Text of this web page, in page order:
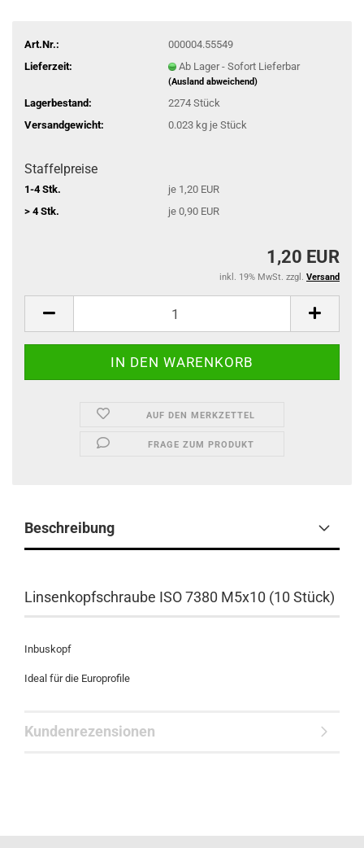
Art.Nr.:
000004.55549
Lieferzeit:
Ab Lager - Sofort Lieferbar
(Ausland abweichend)
Lagerbestand: 2274 Stück
Versandgewicht:
0.023kg je Stück
Staffelpreise
1-4 Stk.
je 1,20 EUR
> 4 Stk.
je 0,90 EUR
1,20 EUR
inkl. 19% MwSt. zzgl. Versand
AUF DEN MERKZETTEL
FRAGE ZUM PRODUKT
Beschreibung
Linsenkopfschraube ISO 7380 M5x10 (10 Stück)
Inbuskopf
Ideal für die Europrofile
Kundenrezensionen